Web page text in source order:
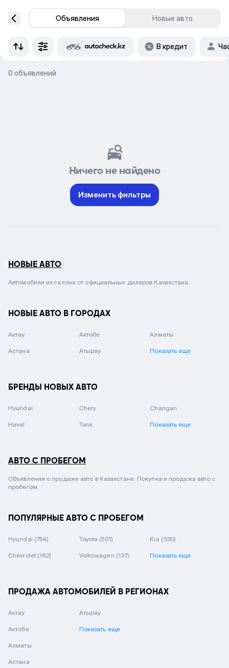
Объявления Новые авто
В кредит
0 объявлений
Ничего не найдено
Изменить фильтры
НОВЫЕ АВТО
Автомобили из салона от официальных дилеров Казахстана.
НОВЫЕ АВТО В ГОРОДАХ
Актау Актобе Алматы
Астана Атырау Показать еще
БРЕНДЫ НОВЫХ АВТО
Hyundai Chery Changan
Haval Tank Показать еще
АВТО С ПРОБЕГОМ
Объявления о продаже авто в Казахстане. Покупка и продажа авто с
пробегом.
ПОПУЛЯРНЫЕ АВТО С ПРОБЕГОМ
Hyundai (754) Toyota (501) Kia (330)
Chevrolet (162) Volkswagen (137) Показать еще
ПРОДАЖА АВТОМОБИЛЕЙ В РЕГИОНАХ
Актау
Актобе
Алматы
Астана
Атырау
Показать еще